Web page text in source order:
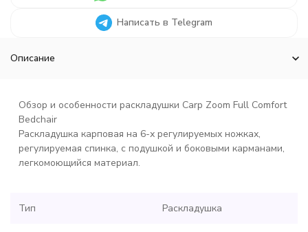
Написать в Telegram
Описание
Обзор и особенности раскладушки Carp Zoom Full Comfort
Bedchair
Раскладушка карповая на 6-х регулируемых ножках,
регулируемая спинка, с подушкой и боковыми карманами,
легкомоющийся материал.
Тип Раскладушка